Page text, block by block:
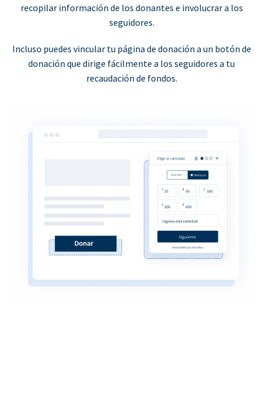
recopilar información de los donantes e involucrar a los
seguidores.
Incluso puedes vincular tu página de donación a un botón de
donación que dirige fácilmente a los seguidores a tu
recaudación de fondos.